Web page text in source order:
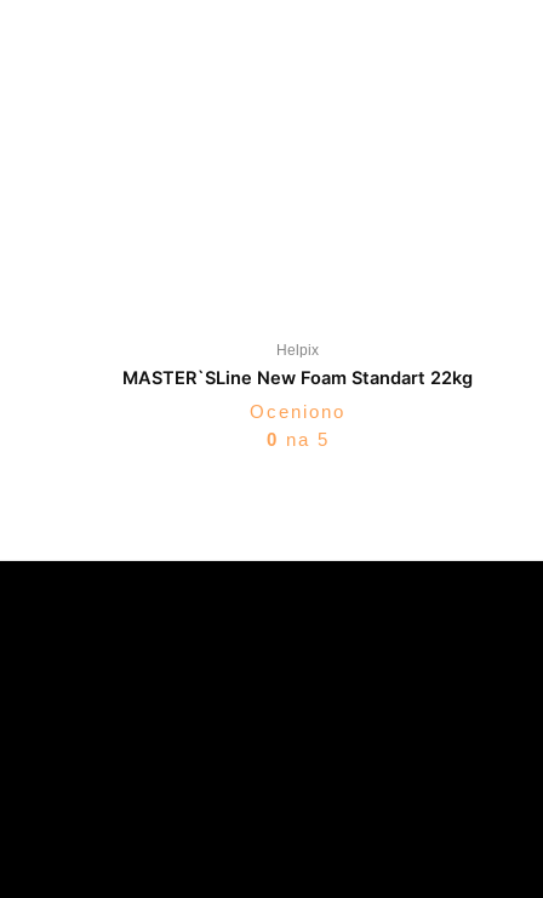
Helpix
MASTER`SLine New Foam Standart 22kg
Oceniono
0 na 5